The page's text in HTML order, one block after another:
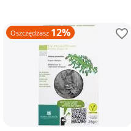
Oszczędzasz 12%